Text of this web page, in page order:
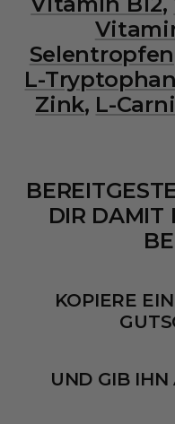
Selentropfen
L-Tryptophan
Zink, L-
DIR DAMIT
KOPIERE
UND GIB IHN